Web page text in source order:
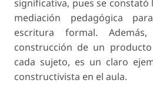
significativa, pues se
mediación pedagógica
escritura formal.
construcción de un
cada sujeto, es un claro
constructivista en el aula.